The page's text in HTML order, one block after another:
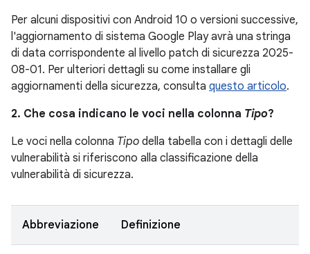
Per alcuni dispositivi con Android 10 o versioni successive,
l'aggiornamento di sistema Google Play avrà una stringa
di data corrispondente al livello patch di sicurezza 2025-
08-01. Per ulteriori dettagli su come installare gli
aggiornamenti della sicurezza, consulta questo articolo.
2. Che cosa indicano le voci nella colonna Tipo?
Le voci nella colonna Tipo della tabella con i dettagli delle
vulnerabilità si riferiscono alla classificazione della
vulnerabilità di sicurezza.
Abbreviazione Definizione